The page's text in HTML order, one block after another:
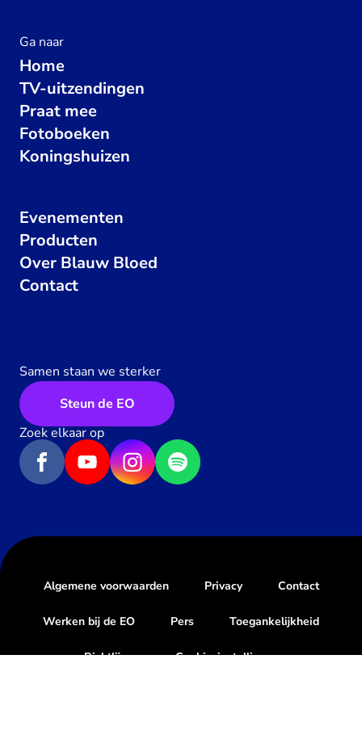
Ga naar
Home
TV-uitzendingen
Praat mee
Fotoboeken
Koningshuizen
Evenementen
Producten
Over Blauw Bloed
Contact
Samen staan we sterker
Steun de EO
Zoek elkaar op
Algemene voorwaarden Privacy Contact
Werken bij de EO Pers Toegankelijkheid
Richtlijnen Cookie-instellingen